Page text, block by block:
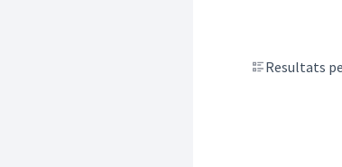
Resultats